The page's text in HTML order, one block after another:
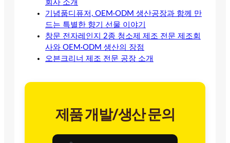
회사 소개
기념품디퓨저, OEM·ODM 생산공장과 함께 만
드는 특별한 향기 선물 이야기
창문 전자레인지 2종 청소제 제조 전문 제조회
사와 OEM·ODM 생산의 장점
오븐크리너 제조 전문 공장 소개
제품 개발/생산 문의